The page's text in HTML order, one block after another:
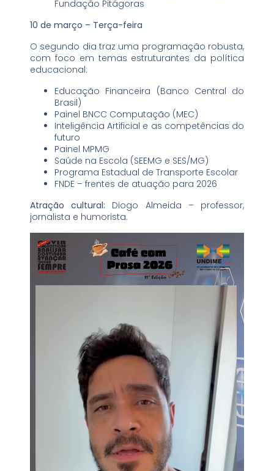
Fundação Pitágoras
10 de março – Terça-feira
O segundo dia traz uma programação robusta,
com foco em temas estruturantes da política
educacional:
Educação Financeira (Banco Central do
Brasil)
Painel BNCC Computação (MEC)
Inteligência Artificial e as competências do
futuro
Painel MPMG
Saúde na Escola (SEEMG e SES/MG)
Programa Estadual de Transporte Escolar
FNDE – frentes de atuação para 2026
Atração cultural: Diogo Almeida – professor,
jornalista e humorista.